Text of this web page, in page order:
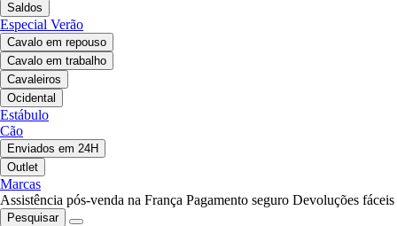
Saldos
Especial Verão
Cavalo em repouso
Cavalo em trabalho
Cavaleiros
Ocidental
Estábulo
Cão
Enviados em 24H
Outlet
Marcas
Assistência pós-venda na França Pagamento seguro Devoluções fáceis
Pesquisar